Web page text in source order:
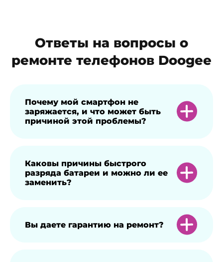
Ответы на вопросы о
ремонте телефонов Doogee
Почему мой смартфон не
заряжается, и что может быть
причиной этой проблемы?
Смартфон может не заряжаться, если
неисправен адаптер питания, вышел из
попасть влага. Иногда процессу зарядки
мешает стороннее приложение. Кроме
Каковы причины быстрого
разряда батареи и можно ли ее
заменить?
Батарея быстро разряжается, если
Вы даете гарантию на ремонт?